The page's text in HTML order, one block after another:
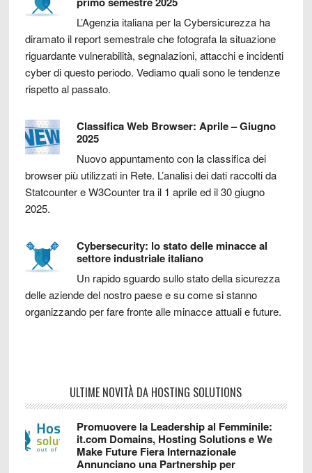
L’Agenzia italiana per la Cybersicurezza ha
diramato il report semestrale che fotografa la situazione
riguardante vulnerabilità, segnalazioni, attacchi e incidenti
cyber di questo periodo. Vediamo quali sono le tendenze
rispetto al passato.
Classifica Web Browser: Aprile – Giugno
2025
Nuovo appuntamento con la classifica dei
browser più utilizzati in Rete. L’analisi dei dati raccolti da
Statcounter e W3Counter tra il 1 aprile ed il 30 giugno
2025.
Cybersecurity: lo stato delle minacce al
settore industriale italiano
Un rapido sguardo sullo stato della sicurezza
delle aziende del nostro paese e su come si stanno
organizzando per fare fronte alle minacce attuali e future.
ULTIME NOVITÀ DA HOSTING SOLUTIONS
Promuovere la Leadership al Femminile:
it.com Domains, Hosting Solutions e We
Make Future Fiera Internazionale
Annunciano una Partnership per